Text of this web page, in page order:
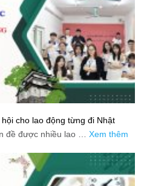
cho lao động từng đi Nhật
đề được nhiều lao … Xem thêm